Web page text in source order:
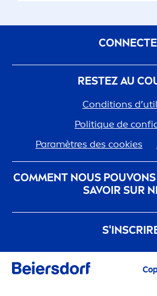
RESTEZ AU
Conditions
Politique de
Paramètres des cookies
COMMENT NOUS
SAVOIR SUR
nivea-histoire
Notre philosophie
Tous les Highlights actuels,